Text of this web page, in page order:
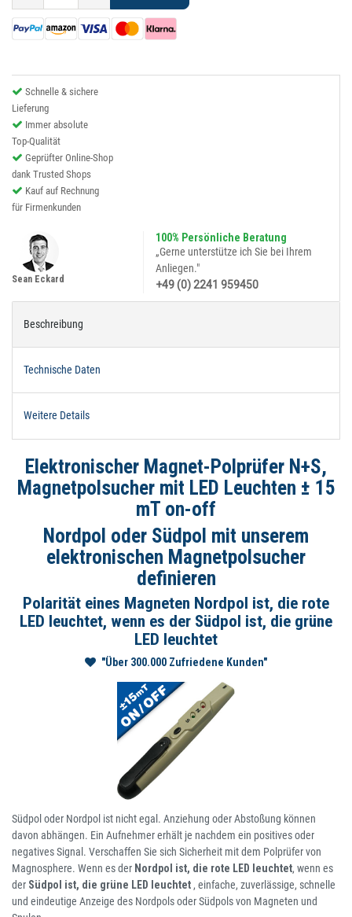
Schnelle & sichere
Lieferung
Immer absolute
Top-Qualität
Geprüfter Online-Shop
dank Trusted Shops
Kauf auf Rechnung
für Firmenkunden
100% Persönliche Beratung
„Gerne unterstütze ich Sie bei Ihrem
Anliegen."
+49 (0) 2241 959450
Sean Eckard
Beschreibung
Technische Daten
Weitere Details
Elektronischer Magnet-Polprüfer N+S,
Magnetpolsucher mit LED Leuchten ± 15
mT on-off
Nordpol oder Südpol mit unserem
elektronischen Magnetpolsucher
definieren
Polarität eines Magneten Nordpol ist, die rote
LED leuchtet, wenn es der Südpol ist, die grüne
LED leuchtet
"Über 300.000 Zufriedene Kunden"
Südpol oder Nordpol ist nicht egal. Anziehung oder Abstoßung können
davon abhängen. Ein Aufnehmer erhält je nachdem ein positives oder
negatives Signal. Verschaffen Sie sich Sicherheit mit dem Polprüfer von
Magnosphere. Wenn es der Nordpol ist, die rote LED leuchtet, wenn es
der Südpol ist, die grüne LED leuchtet , einfache, zuverlässige, schnelle
und eindeutige Anzeige des Nordpols oder Südpols von Magneten und